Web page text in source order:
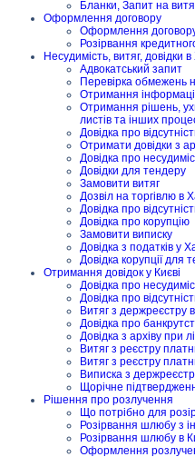
Бланки, Запит на
Оформлення договору
Оформлення
Розірвання
Несудимість, витяг, довідки в
Адвокатський запит
Перевірка обмежень
Отримання
Отримання рішень,
листів та інших
Довідка про
Отримати довідки з
Довідка про
Довідки для тендеру
Замовити витяг
Дозвіл на торгівлю в
Довідка про
Довідка про корупцію
Замовити виписку
Довідка з податків у
Довідка корупції для
Отримання довідок у Києві
Довідка про
Довідка про
Витяг з держреєстру в
Довідка про
Довідка з архіву при
Витяг з реєстру
Витяг з реєстру
Виписка з
Щорічне
Рішення про розлучення
Що потрібно для
Розірвання шлюбу з
Розірвання шлюбу в
Оформлення